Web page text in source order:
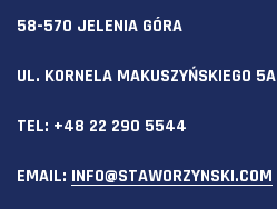
58-570 JELENIA GÓRA
UL. KORNELA MAKUSZYŃSKIEGO 5A
TEL: +48 22 290 5544
EMAIL: INFO@STAWORZYNSKI.COM